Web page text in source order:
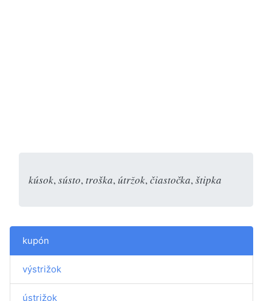
kúsok, sústo, troška, útržok, čiastočka, štipka
kupón
výstrižok
ústrižok